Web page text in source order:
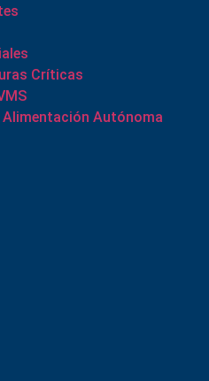
Críticas
Alimentación Autónoma